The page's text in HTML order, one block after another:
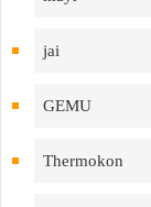
jai
GEMU
Thermokon